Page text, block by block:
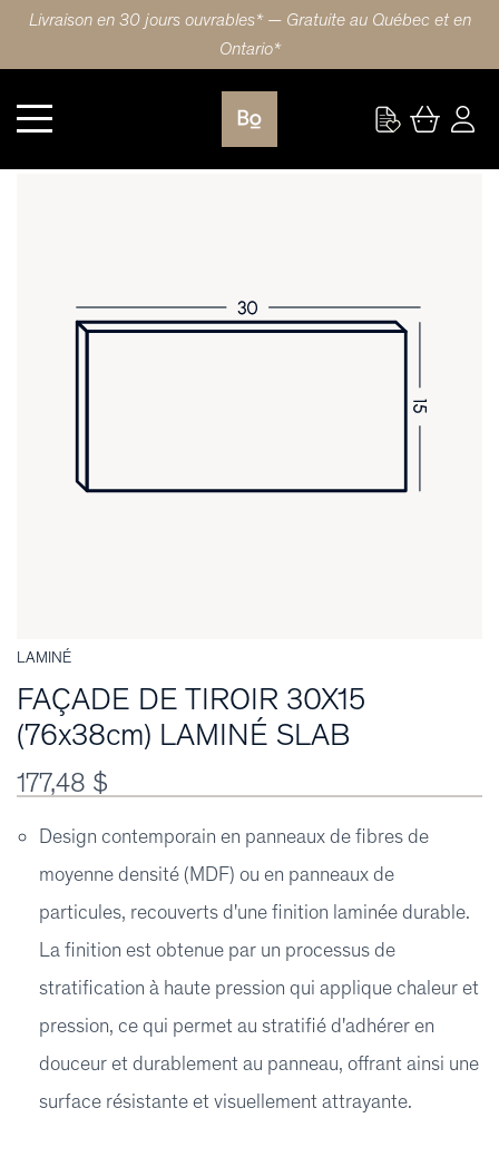
Livraison en 30 jours ouvrables* — Gratuite au Québec et en
Ontario*
Cuisine FAÇADE DE TIROIR 30X15 (76x38cm) LAMINÉ SLAB
LAMINÉ
FAÇADE DE TIROIR 30X15
(76x38cm) LAMINÉ SLAB
177,48 $
Design contemporain en panneaux de fibres de
moyenne densité (MDF) ou en panneaux de
particules, recouverts d'une finition laminée durable.
La finition est obtenue par un processus de
stratification à haute pression qui applique chaleur et
pression, ce qui permet au stratifié d'adhérer en
douceur et durablement au panneau, offrant ainsi une
surface résistante et visuellement attrayante.